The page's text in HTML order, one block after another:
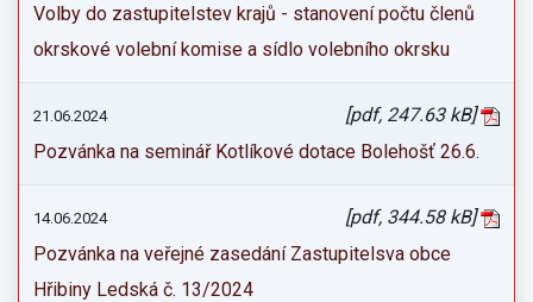
Volby do zastupitelstev krajů - stanovení počtu členů
okrskové volební komise a sídlo volebního okrsku
21.06.2024
[pdf, 247.63 kB]
Pozvánka na seminář Kotlíkové dotace Bolehošť 26.6.
14.06.2024
[pdf, 344.58 kB]
Pozvánka na veřejné zasedání Zastupitelsva obce
Hřibiny Ledská č. 13/2024